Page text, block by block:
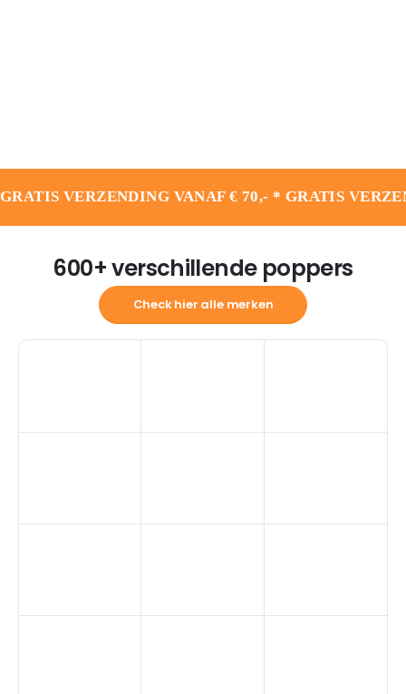
GRATIS VERZENDING VANAF € 70,- * GRATIS
600+ verschillende poppers
Check hier alle merken